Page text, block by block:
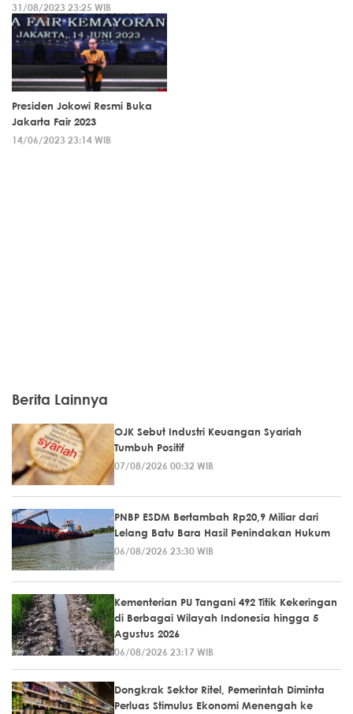
31/08/2023 23:25 WIB
Presiden Jokowi Resmi Buka
Jakarta Fair 2023
14/06/2023 23:14 WIB
Berita Lainnya
OJK Sebut Industri Keuangan Syariah
Tumbuh Positif
07/08/2026 00:32 WIB
PNBP ESDM Bertambah Rp20,9 Miliar dari
Lelang Batu Bara Hasil Penindakan Hukum
06/08/2026 23:30 WIB
Kementerian PU Tangani 492 Titik Kekeringan
di Berbagai Wilayah Indonesia hingga 5
Agustus 2026
06/08/2026 23:17 WIB
Dongkrak Sektor Ritel, Pemerintah Diminta
Perluas Stimulus Ekonomi Menengah ke